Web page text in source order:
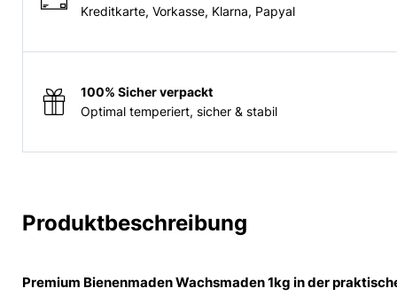
Kreditkarte, Vorkasse, Klarna, Papyal
100% Sicher verpackt
Optimal temperiert, sicher & stabil
Produktbeschreibung
Premium Bienenmaden Wachsmaden 1kg in der